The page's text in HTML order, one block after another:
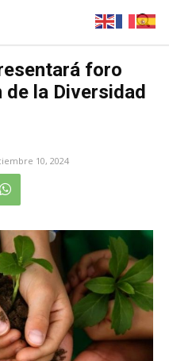
foro
la Diversidad
10, 2024